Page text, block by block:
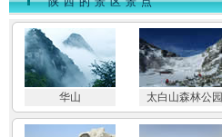
华山 太白山森林公园